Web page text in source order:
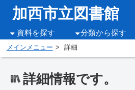
加西市立図書館
資料を探す 分類から探す
メインメニュー 詳細
詳細情報です。